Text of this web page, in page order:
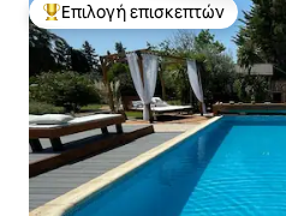
Κορυφαία επιλογή επισκεπτών
Επιλογή επισκεπτών